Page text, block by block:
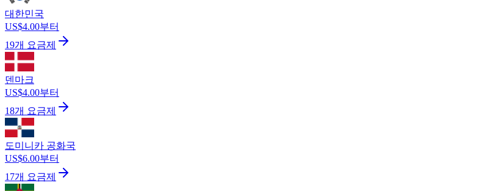
대한민국
US$4.00부터
19개 요금제
덴마크
US$4.00부터
18개 요금제
도미니카 공화국
US$6.00부터
17개 요금제